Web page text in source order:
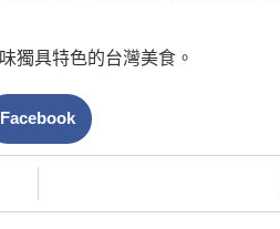
獨具特色的台灣美食。
Facebook